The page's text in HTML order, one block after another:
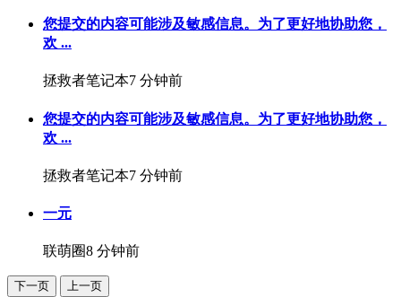
您提交的内容可能涉及敏感信息。为了更好地协助您，
欢 ...
拯救者笔记本7 分钟前
您提交的内容可能涉及敏感信息。为了更好地协助您，
欢 ...
拯救者笔记本7 分钟前
一元
联萌圈8 分钟前
下一页 上一页